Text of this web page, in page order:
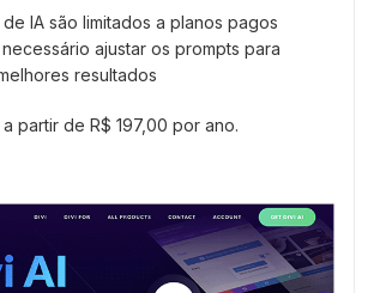
IA são limitados a planos pagos
ajustar os prompts para
resultados
partir de R$ 197,00 por ano.